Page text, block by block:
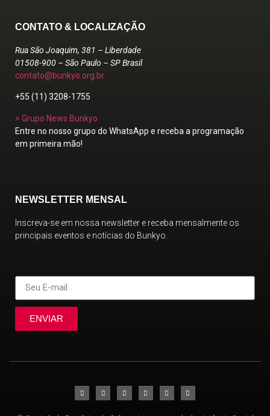
CONTATO & LOCALIZAÇÃO
Rua São Joaquim, 381 – Liberdade
01508-900 – São Paulo – SP Brasil
contato@bunkyo.org.br
+55 (11) 3208-1755
> Grupo News Bunkyo
Entre no nosso grupo do WhatsApp e receba a programação
em primeira mão!
NEWSLETTER MENSAL
Inscreva-se em nossa newsletter e receba mensalmente os
principais eventos e notícias do Bunkyo.
ENVIAR